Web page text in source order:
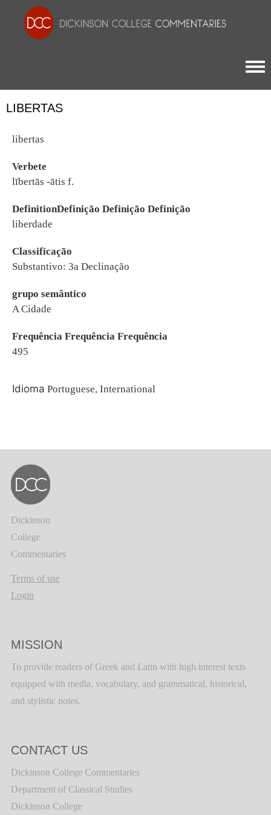
LIBERTAS
libertas
Verbete
lībertās -ātis f.
DefinitionDefinição Definição Definição
liberdade
Classificação
Substantivo: 3a Declinação
grupo semântico
A Cidade
Frequência Frequência Frequência
495
Idioma Portuguese, International
Dickinson
College
Commentaries
Terms of use
Login
MISSION
To provide readers of Greek and Latin with high interest texts
equipped with media, vocabulary, and grammatical, historical,
and stylistic notes.
CONTACT US
Dickinson College Commentaries
Department of Classical Studies
Dickinson College